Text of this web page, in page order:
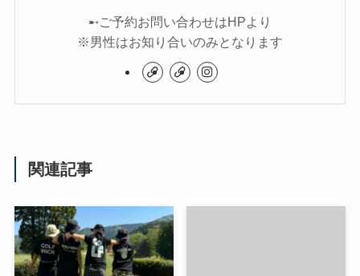
➸ご予約お問い合わせはHPより
※男性はお知り合いのみとなります
関連記事